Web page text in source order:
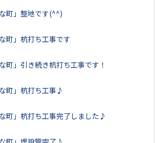
な町」整地です(^^)
な町」杭打ち工事です
な町」引き続き杭打ち工事です！
な町」杭打ち工事♪
な町」杭打ち工事完了しました♪